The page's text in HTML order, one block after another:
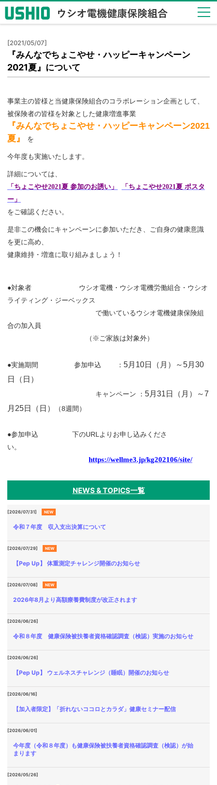
健保
のし
くみ
Health
健保
の給
付
Insurance
保健
事業
Health
Checkup
手続
き
覧
Application
よく
[2021/05/07]
『みんなでちょこやせ・ハッピーキャンペーン
2021夏』について
事業主の皆様と当健康保険組合のコラボレーション企画として、
被保険者の皆様を対象とした健康増進事業
『みんなでちょこやせ・ハッピーキャンペーン2021
夏 』 を
今年度も実施いたします。
詳細については、
「ちょこやせ2021夏 参加のお誘い」
「ちょこやせ2021夏 ポスタ
ー」
をご確認ください。
是非この機会にキャンペーンに参加いただき、ご自身の健康意識
を更に高め、
健康維持・増進に取り組みましょう！
●対象者 ウシオ電機・ウシオ電機労働組合・ウシオ
ライティング・ジーベックス
で働いているウシオ電機健康保険組
合の加入員
（ ※ ご家族は対象外）
●実施期間 参加申込 ： 5月 10日（月）～5月 30
日（日）
キャンペーン ： 5月 31 日（月）～7
月 25日（日） （8週間）
●参加申込 下のURL よりお申し込みくださ
い。
https://wellme3.jp/kg202106/site/
NEWS & TOPICS一覧
[2026/07/31] NEW
令和７年度 収入支出決算について
[2026/07/29] NEW
【Pep Up】 体重測定チャレンジ開催のお知らせ
[2026/07/08] NEW
2026年8月より高額療養費制度が改正されます
[2026/06/26]
令和８年度 健康保険被扶養者資格確認調査（検認）実施のお知らせ
[2026/06/26]
【Pep Up】 ウェルネスチャレンジ（睡眠）開催のお知らせ
[2026/06/16]
【加入者限定】「折れないココロとカラダ」健康セミナー配信
[2026/06/01]
今年度（令和８年度）も健康保険被扶養者資格確認調査（検認）が始
まります
[2026/05/26]